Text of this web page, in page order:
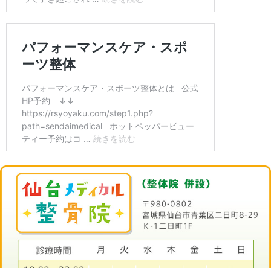
時間
学生施術（全メニュー対応
￥3,500
合わせてドウゾ。